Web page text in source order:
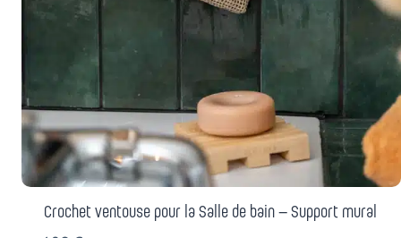
Crochet ventouse pour la Salle de bain – Support mural